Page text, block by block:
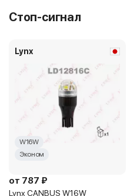
Стоп-сигнал
Lynx
W16W
Эконом
от 787 ₽
Lynx CANBUS W16W